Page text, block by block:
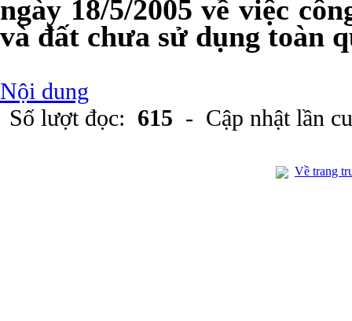
ngày 18/5/2005 về việc
và đất chưa sử dụng toàn
Nội dung
Số lượt đọc: 615 - Cập nhật lần
Về trang